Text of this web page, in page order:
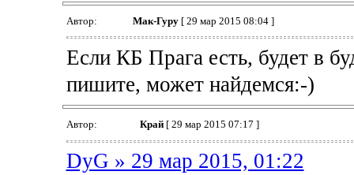
Автор: Мак-Гуру[ 29 мар 2015 08:04 ]
Если КБ Прага есть, будет в
пишите, может найдемся:-)
Автор: Край[ 29 мар 2015 07:17 ]
DyG » 29 мар 2015, 01:22